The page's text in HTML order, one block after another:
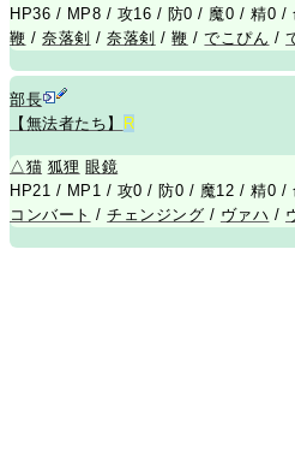
HP36 / MP8 / 攻16 / 防0 / 魔0 / 精0 /
鞭 /奈落剣 /奈落剣 /鞭 /でこぴん /
部長
【無法者たち】
R
△猫 狐狸 眼鏡
HP21 / MP1 / 攻0 / 防0 / 魔12 / 精0 /
コンバート /チェンジング / ヴァハ /